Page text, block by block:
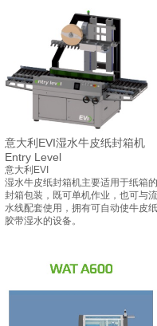
意大利EVI湿水牛皮纸封箱机
Entry Level
意大利EVI
湿水牛皮纸封箱机主要适用于纸箱的
封箱包装，既可单机作业，也可与流
水线配套使用，拥有可自动使牛皮纸
胶带湿水的设备。